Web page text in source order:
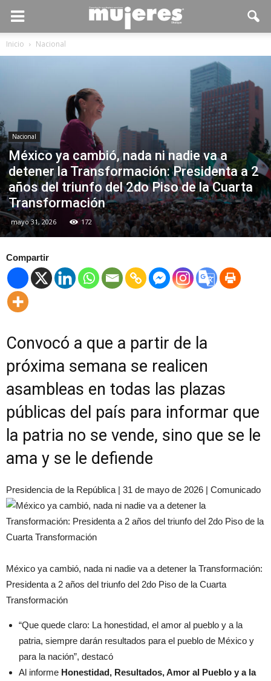
Inicio Nacional
Nacional
México ya cambió, nada ni nadie va a
detener la Transformación: Presidenta a 2
años del triunfo del 2do Piso de la Cuarta
Transformación
mayo 31, 2026 172
Compartir
Convocó a que a partir de la
próxima semana se realicen
asambleas en todas las plazas
públicas del país para informar que
la patria no se vende, sino que se le
ama y se le defiende
Presidencia de la República | 31 de mayo de 2026 | Comunicado
México ya cambió, nada ni nadie va a detener la Transformación:
Presidenta a 2 años del triunfo del 2do Piso de la Cuarta
Transformación
“Que quede claro: La honestidad, el amor al pueblo y a la
patria, siempre darán resultados para el pueblo de México y
para la nación”, destacó
Al informe Honestidad, Resultados, Amor al Pueblo y a la